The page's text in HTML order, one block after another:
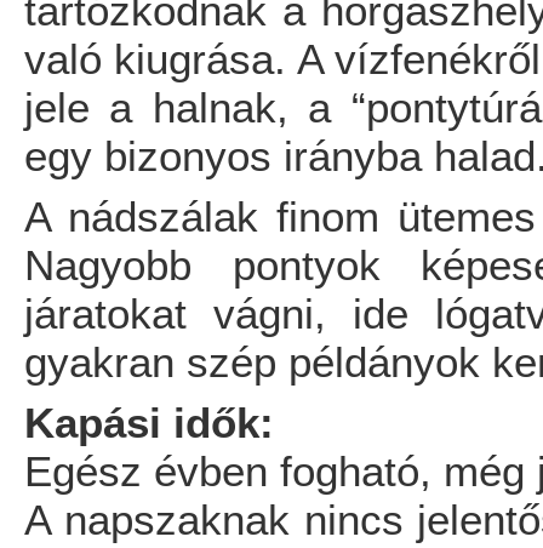
tartózkodnak a
való kiugrása. A
jele a halnak, a
egy bizonyos irányba
A nádszálak finom
Nagyobb pontyok
járatokat vágni, ide
gyakran szép példányok
Kapási idők:
Egész évben fogható, még
A napszaknak nincs